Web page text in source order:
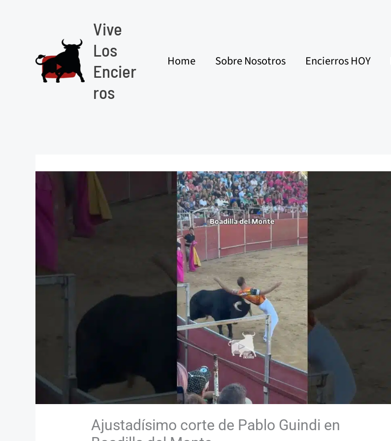
Vive
Los
Encier
ros
Home Sobre Nosotros Encierros HOY
Ajustadísimo corte de Pablo Guindi en